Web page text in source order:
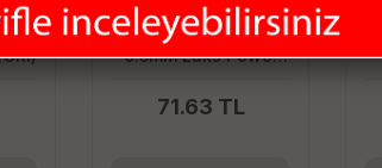
S-link SL-P150 1.5m
0.5mm Lüks Power
71.63 TL